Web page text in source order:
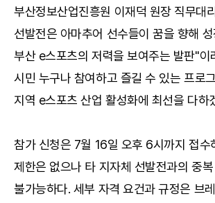
부산정보산업진흥원 이재덕 원장 직무대
선발전은 아마추어 선수들이 꿈을 향해
부산 e스포츠의 저력을 보여주는 발판"이
시민 누구나 참여하고 즐길 수 있는 프로
지역 e스포츠 산업 활성화에 최선을 다하
참가 신청은 7월 16일 오후 6시까지 접수
제한은 없으나 타 지자체 선발전과의 중
불가능하다. 세부 자격 요건과 규정은 브